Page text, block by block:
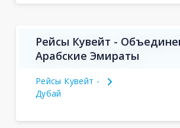
Рейсы Кувейт -
Арабские Эмираты
Рейсы Кувейт -
Дубай